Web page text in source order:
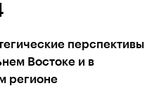
перспективы
Востоке и в
регионе